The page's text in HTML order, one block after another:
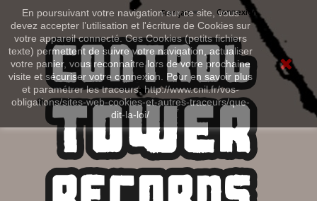
En poursuivant votre navigation sur ce site, vous
devez accepter l’utilisation et l'écriture de Cookies sur
votre appareil connecté. Ces Cookies (petits fichiers
texte) permettent de suivre votre navigation, actualiser
votre panier, vous reconnaitre lors de votre prochaine
visite et sécuriser votre connexion. Pour en savoir plus
et paramétrer les traceurs: http://www.cnil.fr/vos-
obligations/sites-web-cookies-et-autres-traceurs/que-
dit-la-loi/
Connexion
Français